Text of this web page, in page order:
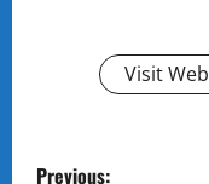
Visit
P
Previous: